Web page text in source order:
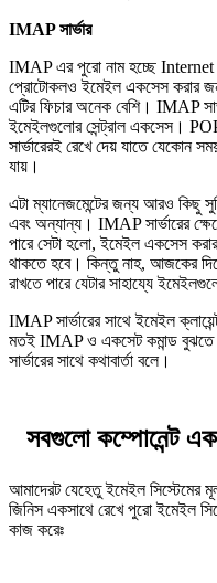
IMAP সার্ভার
IMAP এর পুরো নাম হচ্ছে
প্রোটোকলও ইমেইল একসেস করার
এটির ফিচার অনেক বেশি। IMAP
ইমেইলগুলোর সেন্ট্রাল একসেস।
সার্ভারেরই রেখে দেয় যাতে যেকোন
যায়।
এটা ম্যানেজমেন্টের জন্য আরও কিছু
এবং অন্যান্য। IMAP সার্ভারের
পারে সেটা হলো, ইমেইল একসেস করার
থাকতে হবে। কিন্তু নাহ, আজকের
রাখতে পারে যেটার সাহায্যে
IMAP সার্ভারের সাথে ইমেইল
মতই IMAP ও একসেট কমান্ড বুঝতে
সার্ভারের সাথে কথাবার্তা বলে।
সবগুলো কম্পোনেন্ট
আমাদেরট যেহেতু ইমেইল
জিনিস একসাথে রেখে পুরো ইমেইল
কাজ করেঃ